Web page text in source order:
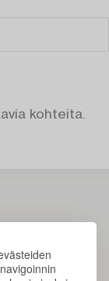
kohteita.